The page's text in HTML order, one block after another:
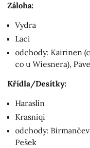
Záloha:
Vydra
Laci
odchody: Kairinen
co u Wiesnera),
Křídla/Desítky:
Haraslín
Krasniqi
odchody:
Pešek